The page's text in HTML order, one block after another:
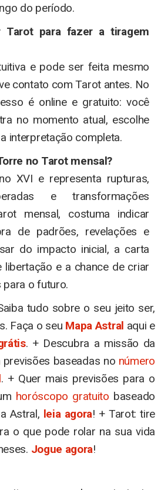
do período.
Tarot para fazer a tiragem
e pode ser feita mesmo
contato com Tarot antes. No
é online e gratuito: você
no momento atual, escolhe
interpretação completa.
no Tarot mensal?
XVI e representa rupturas,
e transformações
mensal, costuma indicar
de padrões, revelações e
do impacto inicial, a carta
e a chance de criar
para o futuro.
tudo sobre o seu jeito ser,
Faça o seu Mapa Astral aqui e
. + Descubra a missão da
baseadas no número
. + Quer mais previsões para o
horóscopo gratuito baseado
Astral, leia agora! + Tarot: tire
o que pode rolar na sua vida
Jogue agora!